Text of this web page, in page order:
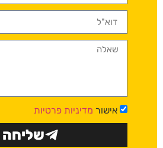
אישור מדיניות פרטיות
שליחה